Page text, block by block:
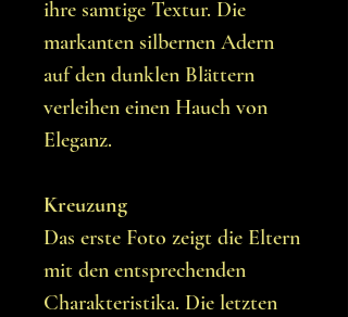
ihre samtige Textur. Die
markanten silbernen Adern
auf den dunklen Blättern
verleihen einen Hauch von
Eleganz.
Kreuzung
Das erste Foto zeigt die Eltern
mit den entsprechenden
Charakteristika. Die letzten